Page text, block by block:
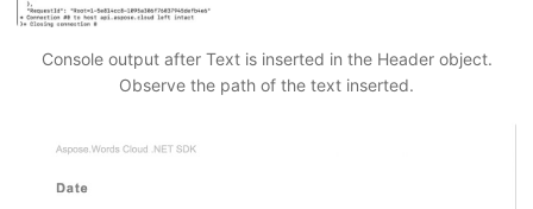
Console output after Text is inserted in the Header object.
Observe the path of the text inserted.